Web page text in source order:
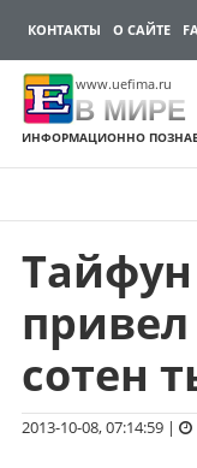
КОНТАКТЫ О САЙТЕ
www.uefima.ru
В МИРЕ
ИНФОРМАЦИОННО
Перейти
содержимому
сотен
2013-10-08, 07:14:59|